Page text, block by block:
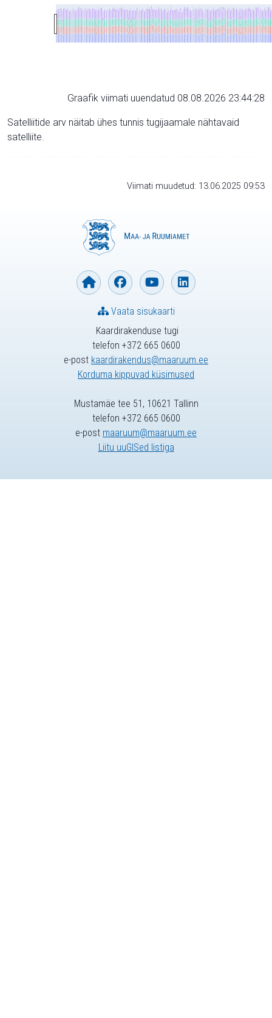
Graafik viimati uuendatud 08.08.2026 23:44:28
Satelliitide arv näitab ühes tunnis tugijaamale nähtavaid
satelliite.
Viimati muudetud: 13.06.2025 09:53
Kaardirakenduse tugi
telefon +372 665 0600
e-post kaardirakendus@maaruum.ee
Korduma kippuvad küsimused
Vaata sisukaarti
Mustamäe tee 51, 10621 Tallinn
telefon +372 665 0600
e-post maaruum@maaruum.ee
Liitu uuGISed listiga